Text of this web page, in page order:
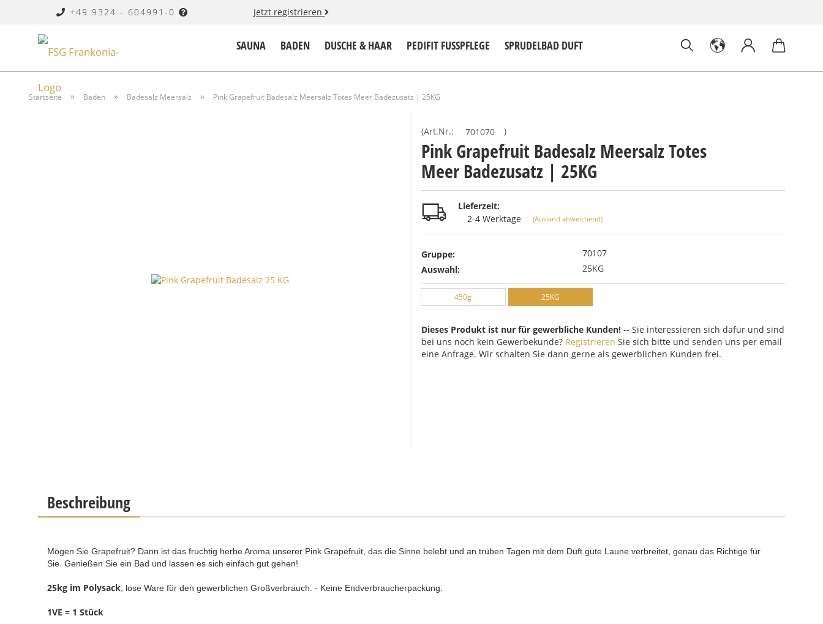
+49 9324 - 604991-0 Jetzt registrieren
SAUNA BADEN DUSCHE & HAAR PEDIFIT FUSSPFLEGE
SPRUDELBAD DUFT
SEIFE
ACCESSOIRES
Startseite » Baden » Badesalz Meersalz » Pink Grapefruit Badesalz Meersalz Totes Meer Badezusatz | 25KG
(Art.Nr.: 701070 )
Pink Grapefruit Badesalz Meersalz Totes
Meer Badezusatz | 25KG
Lieferzeit:
2-4 Werktage
(Ausland abweichend)
Gruppe:
70107
Auswahl:
25KG
450g 25KG
Dieses Produkt ist nur für gewerbliche Kunden! -- Sie interessieren sich dafür und sind
bei uns noch kein Gewerbekunde? Registrieren Sie sich bitte und senden uns per email
eine Anfrage. Wir schalten Sie dann gerne als gewerblichen Kunden frei.
Beschreibung
Mögen Sie Grapefruit? Dann ist das fruchtig herbe Aroma unserer Pink Grapefruit, das die Sinne belebt und an trüben Tagen mit dem Duft gute Laune verbreitet, genau das Richtige für
Sie. Genießen Sie ein Bad und lassen es sich einfach gut gehen!
25kg im Polysack , lose Ware für den gewerblichen Großverbrauch. - Keine Endverbraucherpackung.
1VE = 1 Stück